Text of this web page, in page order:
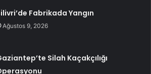
Fabrikada Yangın
Ağustos 9, 2026
Silah Kaçakçılığı